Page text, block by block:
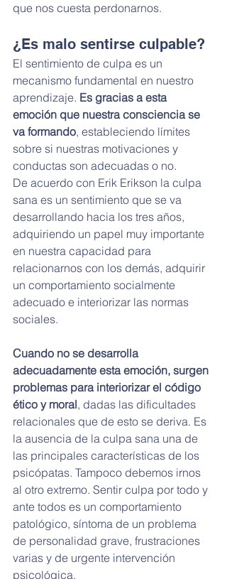
que nos cuesta perdonarnos.
¿Es malo sentirse culpable?
El sentimiento de culpa es un
mecanismo fundamental en nuestro
aprendizaje. Es gracias a esta
emoción que nuestra consciencia se
va formando, estableciendo límites
sobre si nuestras motivaciones y
conductas son adecuadas o no.
De acuerdo con Erik Erikson la culpa
sana es un sentimiento que se va
desarrollando hacia los tres años,
adquiriendo un papel muy importante
en nuestra capacidad para
relacionarnos con los demás, adquirir
un comportamiento socialmente
adecuado e interiorizar las normas
sociales.
Cuando no se desarrolla
adecuadamente esta emoción, surgen
problemas para interiorizar el código
ético y moral, dadas las dificultades
relacionales que de esto se deriva. Es
la ausencia de la culpa sana una de
las principales características de los
psicópatas. Tampoco debemos irnos
al otro extremo. Sentir culpa por todo y
ante todos es un comportamiento
patológico, síntoma de un problema
de personalidad grave, frustraciones
varias y de urgente intervención
psicológica.